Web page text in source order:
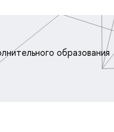
образования